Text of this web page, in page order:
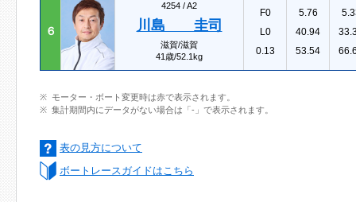
６
4254 /A2
川島 圭司
滋賀/滋賀
41歳/52.1kg
F0
L0
0.13
5.76
40.94
53.54
モーター・ボート変更時は赤で表示されます。
集計期間内にデータがない場合は「-」で表示されます。
表の見方について
ボートレースガイドはこちら